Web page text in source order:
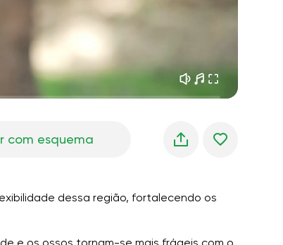
a voz do vento
floresta da primavera 02:00
com esquema
dessa região, fortalecendo os
e os ossos tornam-se mais frágeis com o